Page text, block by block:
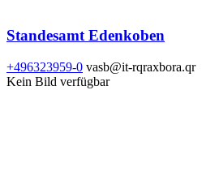
Standesamt Edenkoben
+496323959-0 vasb@it-rqraxbora.qr
Kein Bild verfügbar